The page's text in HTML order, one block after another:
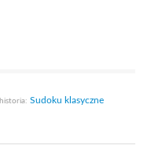
historia: Sudoku klasyczne